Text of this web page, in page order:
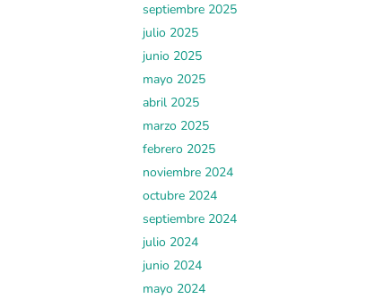
septiembre 2025
julio 2025
junio 2025
mayo 2025
abril 2025
marzo 2025
febrero 2025
noviembre 2024
octubre 2024
septiembre 2024
julio 2024
junio 2024
mayo 2024